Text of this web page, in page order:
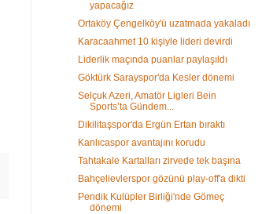
yapacağız
Ortaköy Çengelköy'ü uzatmada yakaladı
Karacaahmet 10 kişiyle lideri devirdi
Liderlik maçında puanlar paylaşıldı
Göktürk Sarayspor'da Kesler dönemi
Selçuk Azeri, Amatör Ligleri Bein
Sports’ta Gündem...
Dikilitaşspor'da Ergün Ertan bıraktı
Kanlıcaspor avantajını korudu
Tahtakale Kartalları zirvede tek başına
Bahçelievlerspor gözünü play-off'a dikti
Pendik Kulüpler Birliği'nde Gömeç
dönemi